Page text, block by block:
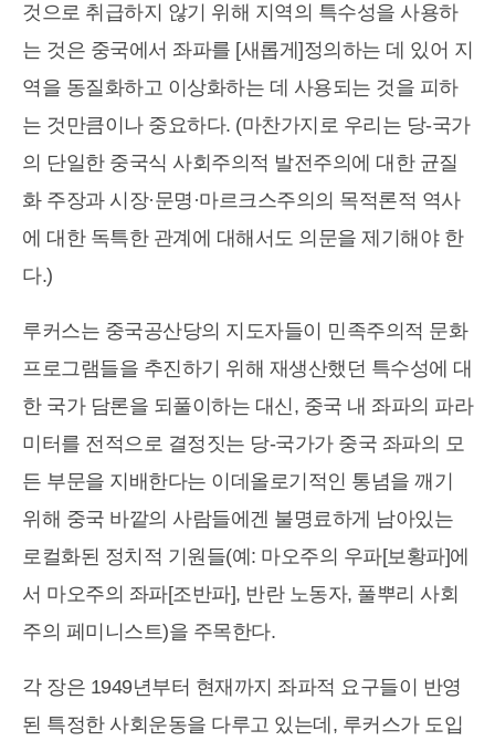
것으로 취급하지 않기 위해 지역의 특수성을 사용하
는 것은 중국에서 좌파를 [새롭게]정의하는 데 있어 지
역을 동질화하고 이상화하는 데 사용되는 것을 피하
는 것만큼이나 중요하다. (마찬가지로 우리는 당-국가
의 단일한 중국식 사회주의적 발전주의에 대한 균질
화 주장과 시장·문명·마르크스주의의 목적론적 역사
에 대한 독특한 관계에 대해서도 의문을 제기해야 한
다.)
루커스는 중국공산당의 지도자들이 민족주의적 문화
프로그램들을 추진하기 위해 재생산했던 특수성에 대
한 국가 담론을 되풀이하는 대신, 중국 내 좌파의 파라
미터를 전적으로 결정짓는 당-국가가 중국 좌파의 모
든 부문을 지배한다는 이데올로기적인 통념을 깨기
위해 중국 바깥의 사람들에겐 불명료하게 남아있는
로컬화된 정치적 기원들(예: 마오주의 우파[보황파]에
서 마오주의 좌파[조반파], 반란 노동자, 풀뿌리 사회
주의 페미니스트)을 주목한다.
각 장은 1949년부터 현재까지 좌파적 요구들이 반영
된 특정한 사회운동을 다루고 있는데, 루커스가 도입